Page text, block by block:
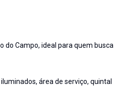
do Campo, ideal para quem busca
área de serviço, quintal